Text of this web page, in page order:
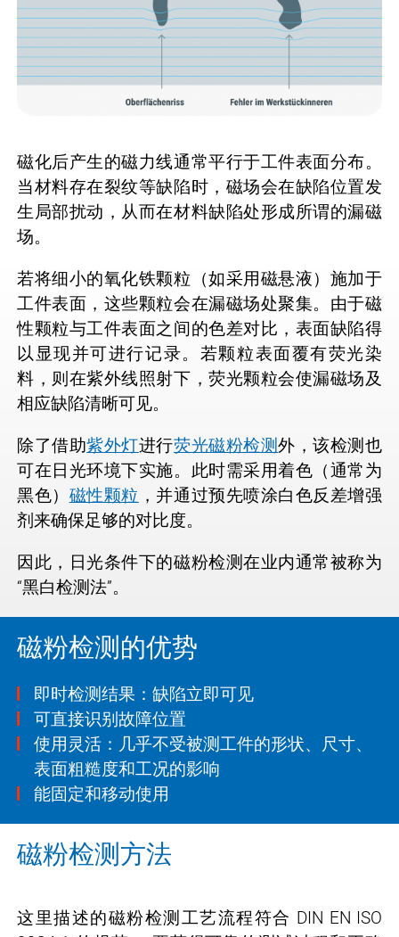
磁化后产生的磁力线通常平行于工件表面分布。
当材料存在裂纹等缺陷时，磁场会在缺陷位置发
生局部扰动，从而在材料缺陷处形成所谓的漏磁
场。
若将细小的氧化铁颗粒（如采用磁悬液）施加于
工件表面，这些颗粒会在漏磁场处聚集。由于磁
性颗粒与工件表面之间的色差对比，表面缺陷得
以显现并可进行记录。若颗粒表面覆有荧光染
料，则在紫外线照射下，荧光颗粒会使漏磁场及
相应缺陷清晰可见。
除了借助紫外灯进行荧光磁粉检测外，该检测也
可在日光环境下实施。此时需采用着色（通常为
黑色） 磁性颗粒 ，并通过预先喷涂白色反差增强
剂来确保足够的对比度。
因此，日光条件下的磁粉检测在业内通常被称为
“黑白检测法”。
磁粉检测的优势
即时检测结果：缺陷立即可见
可直接识别故障位置
使用灵活：几乎不受被测工件的形状、尺寸、
表面粗糙度和工况的影响
能固定和移动使用
磁粉检测方法
这里描述的磁粉检测工艺流程符合 DIN EN ISO